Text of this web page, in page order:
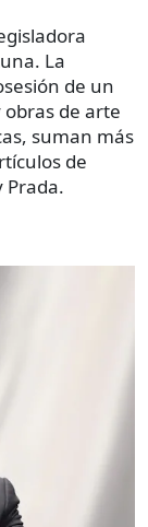
La
de un
de arte
suman más
de
Prada.